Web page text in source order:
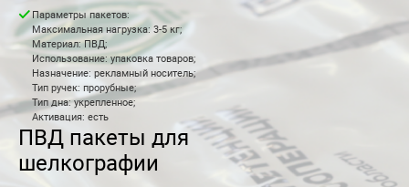
Параметры пакетов:
Максимальная нагрузка: 3-5 кг;
Материал: ПВД;
Использование: упаковка товаров;
Назначение: рекламный носитель;
Тип ручек: прорубные;
Тип дна: укрепленное;
Активация: есть
ПВД пакеты для
шелкографии